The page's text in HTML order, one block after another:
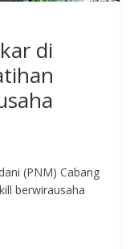
di
(PNM) Cabang
berwirausaha